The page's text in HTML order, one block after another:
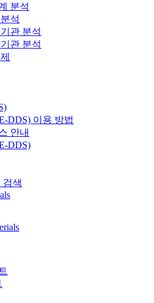
분석
석
관 분석
관 분석
DDS) 이용 방법
안내
DDS)
검색